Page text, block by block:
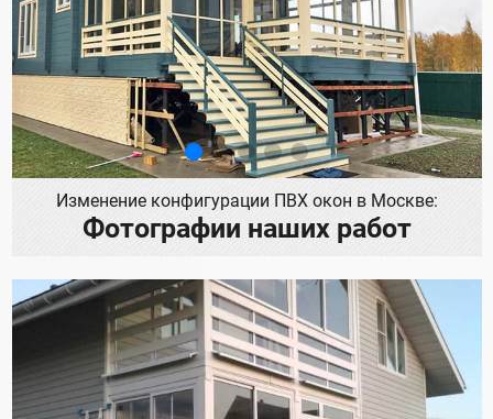
Изменение конфигурации ПВХ окон в Москве:
Фотографии наших работ